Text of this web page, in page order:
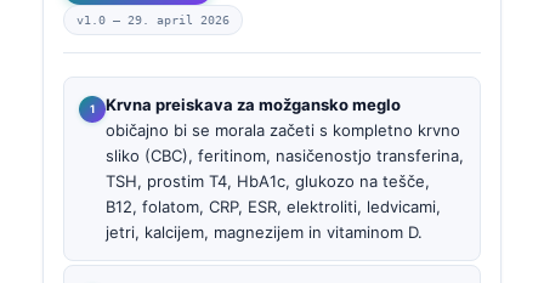
v1.0 — 29. april 2026
Krvna preiskava za možgansko meglo
običajno bi se morala začeti s kompletno krvno
sliko (CBC), feritinom, nasičenostjo transferina,
TSH, prostim T4, HbA1c, glukozo na tešče,
B12, folatom, CRP, ESR, elektroliti, ledvicami,
jetri, kalcijem, magnezijem in vitaminom D.